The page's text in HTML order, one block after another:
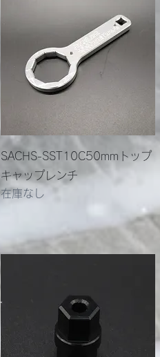
クイックビュー
SACHS-SST10C50mmトップ
キャップレンチ
在庫なし